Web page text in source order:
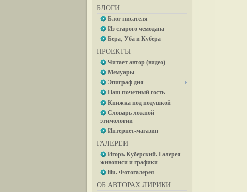
БЛОГИ
Блог писателя
Из старого чемодана
Бера, Уба и Кубера
ПРОЕКТЫ
Читает автор (видео)
Мемуары
Эпиграф дня
Наш почетный гость
Книжка под подушкой
Словарь ложной
этимологии
Интернет-магазин
ГАЛЕРЕИ
Игорь Куберский. Галерея
живописи и графики
lilu. Фотогалерея
ОБ АВТОРАХ ЛИРИКИ